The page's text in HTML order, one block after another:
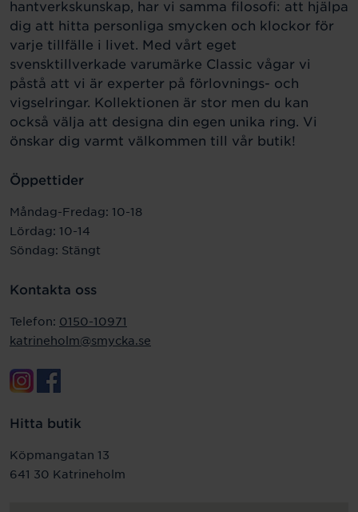
hantverkskunskap, har vi samma filosofi: att hjälpa
dig att hitta personliga smycken och klockor för
varje tillfälle i livet. Med vårt eget
svensktillverkade varumärke Classic vågar vi
påstå att vi är experter på förlovnings- och
vigselringar. Kollektionen är stor men du kan
också välja att designa din egen unika ring. Vi
önskar dig varmt välkommen till vår butik!
Öppettider
Måndag-Fredag: 10-18
Lördag: 10-14
Söndag: Stängt
Kontakta oss
Telefon: 0150-10971
katrineholm@smycka.se
Hitta butik
Köpmangatan 13
641 30 Katrineholm